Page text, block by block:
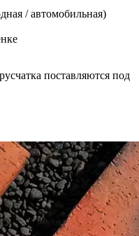
/ автомобильная)
поставляются под